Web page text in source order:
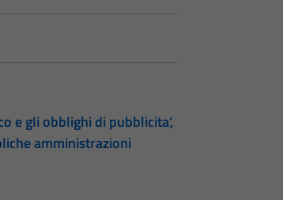
e gli obblighi di pubblicita’,
amministrazioni